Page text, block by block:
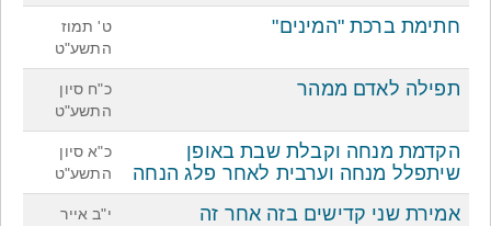
חתימת ברכת "המינים"
ט' תמוז
התשע"ט
תפילה לאדם ממהר
כ"ח סיון
התשע"ט
הקדמת מנחה וקבלת שבת באופן
שיתפלל מנחה וערבית לאחר פלג הנחה
כ"א סיון
התשע"ט
אמירת שני קדישים בזה אחר זה
י"ב אייר